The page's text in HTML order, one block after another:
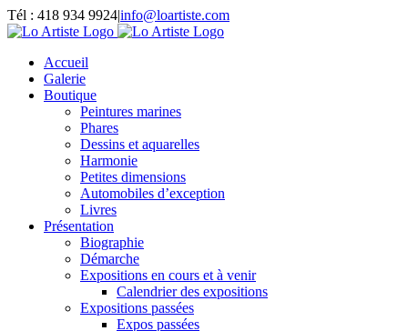
Passer
au
Tél : 418 934 9924|info@loartiste.com
Facebook
Instagram
Email
Pinterest
YouTube
Accueil
Galerie
Boutique
Peintures marines
Phares
Dessins et aquarelles
Harmonie
Petites dimensions
Automobiles d’exception
Livres
Présentation
Biographie
Démarche
Expositions en cours et à venir
Calendrier des expositions
Expositions passées
Expos passées